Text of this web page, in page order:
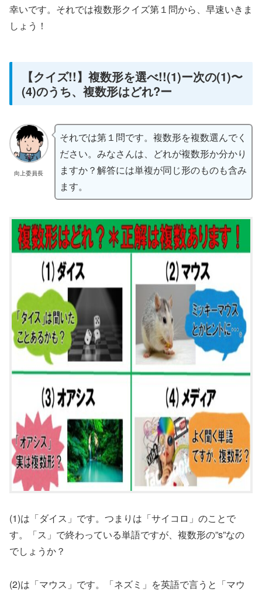
幸いです。それでは複数形クイズ第１問から、早速いきま
しょう！
【クイズ!!】複数形を選べ!!(1)ー次の(1)〜
(4)のうち、複数形はどれ?ー
向上委員長
それでは第１問です。複数形を複数選んでく
ださい。みなさんは、どれが複数形か分かり
ますか？解答には単複が同じ形のものも含み
ます。
(1)は「ダイス」です。つまりは「サイコロ」のことで
す。「ス」で終わっている単語ですが、複数形の”s”なの
でしょうか？
(2)は「マウス」です。「ネズミ」を英語で言うと「マウ